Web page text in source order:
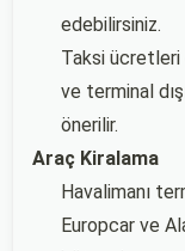
edebilirsiniz.
Taksi
ve terminal
önerilir.
Araç Kiralama
Havalimanı
Europcar ve